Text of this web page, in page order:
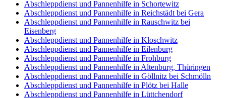
Abschleppdienst und Pannenhilfe in Schortewitz
Abschleppdienst und Pannenhilfe in Reichstädt bei Gera
Abschleppdienst und Pannenhilfe in Rauschwitz bei
Eisenberg
Abschleppdienst und Pannenhilfe in Kloschwitz
Abschleppdienst und Pannenhilfe in Eilenburg
Abschleppdienst und Pannenhilfe in Frohburg
Abschleppdienst und Pannenhilfe in Altenburg, Thüringen
Abschleppdienst und Pannenhilfe in Göllnitz bei Schmölln
Abschleppdienst und Pannenhilfe in Plötz bei Halle
Abschleppdienst und Pannenhilfe in Lüttchendorf